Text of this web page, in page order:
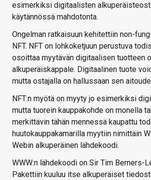
esimerkiksi digitaalisten
käytännössä mahdotonta.
Ongelman ratkaisuun kehitettiin non-
NFT. NFT on lohkoketjuun perustuva
osoittaa myytävän digitaalisen tuotteen
alkuperäiskappale. Digitaalinen tuote
mutta ostajalla on hallussaan sen
NFT:n myötä on myyty jo esimerkiksi
mutta tuorein kauppakohde on monella
merkittävin tähän mennessä kaupattu
huutokauppakamarilla myytiin nimittäin
Webin alkuperäinen lähdekoodi.
WWW:n lähdekoodi on Sir Tim Berners-
Pakettiin kuuluu itse alkuperäiset